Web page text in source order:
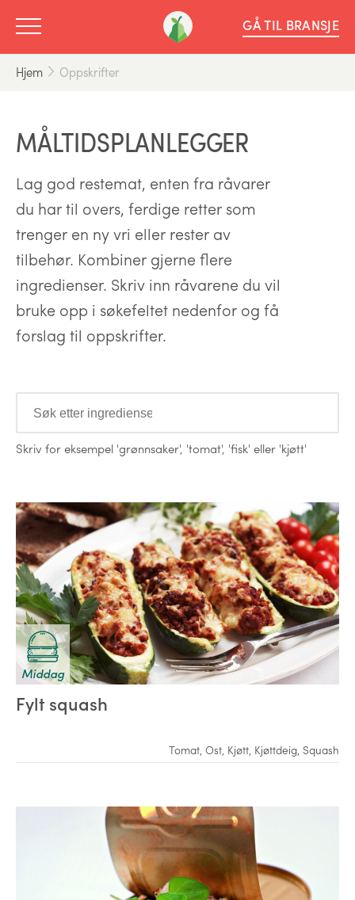
GÅ TIL BRANSJE
Hjem Oppskrifter
MÅLTIDSPLANLEGGER
Lag god restemat, enten fra råvarer
du har til overs, ferdige retter som
trenger en ny vri eller rester av
tilbehør. Kombiner gjerne flere
ingredienser. Skriv inn råvarene du vil
bruke opp i søkefeltet nedenfor og få
forslag til oppskrifter.
Ingredienser
Skriv for eksempel 'grønnsaker', 'tomat', 'fisk' eller 'kjøtt'
Oppskrifter
Middag
Fylt squash
Tomat Ost Kjøtt Kjøttdeig Squash